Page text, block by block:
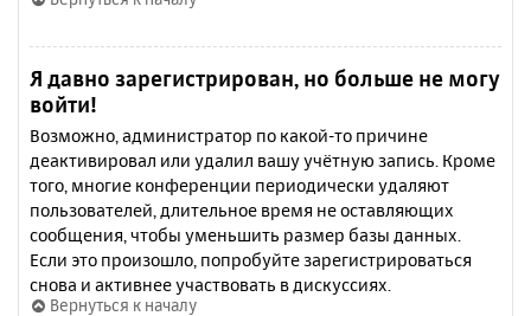
Я давно зарегистрирован, но больше не могу
войти!
Возможно, администратор по какой-то причине
деактивировал или удалил вашу учётную запись. Кроме
того, многие конференции периодически удаляют
пользователей, длительное время не оставляющих
сообщения, чтобы уменьшить размер базы данных.
Если это произошло, попробуйте зарегистрироваться
снова и активнее участвовать в дискуссиях.
Вернуться к началу